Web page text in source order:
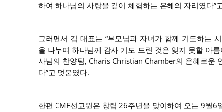
하여 하나님의 사랑을 깊이 체험하는 은혜의 자리였다”
그러면서 김 대표는 “부모님과 자녀가 함께 기도하는
을 나누며 하나님께 감사 기도 드린 것은 잊지 못할 아
사님의 찬양팀, Charis Christian Chamber의 은혜로운
다”고 덧붙였다.
한편 CMF선교원은 창립 26주년을 맞이하여 오는 9월